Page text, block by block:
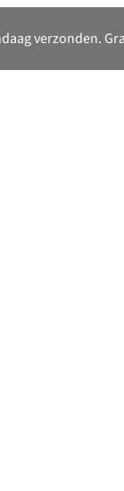
verzonden.